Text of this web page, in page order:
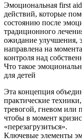
Эмоциональная first
действий, которые
состоянию после
традиционного
ожидание улучшения,
направлена на
контроля над
Что такое
для детей
Эта концепция
практические
тревогой, гневом или
чтобы в момент
«перезагрузиться».
Ключевые элементы